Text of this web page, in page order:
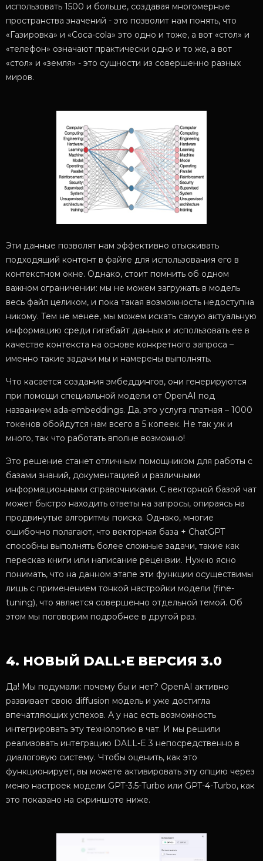
использовать 1500 и больше, создавая многомерные
пространства значений - это позволит нам понять, что
«Газировка» и «Coca-cola» это одно и тоже, а вот «стол» и
«телефон» означают практически одно и то же, а вот
«стол» и «земля» - это сущности из совершенно разных
миров.
Эти данные позволят нам эффективно отыскивать
подходящий контент в файле для использования его в
контекстном окне. Однако, стоит помнить об одном
важном ограничении: мы не можем загружать в модель
весь файл целиком, и пока такая возможность недоступна
никому. Тем не менее, мы можем искать самую актуальную
информацию среди гигабайт данных и использовать ее в
качестве контекста на основе конкретного запроса –
именно такие задачи мы и намерены выполнять.
Что касается создания эмбеддингов, они генерируются
при помощи специальной модели от OpenAI под
названием ada-embeddings. Да, это услуга платная – 1000
токенов обойдутся нам всего в 5 копеек. Не так уж и
много, так что работать вполне возможно!
Это решение станет отличным помощником для работы с
базами знаний, документацией и различными
информационными справочниками. С векторной базой чат
может быстро находить ответы на запросы, опираясь на
продвинутые алгоритмы поиска. Однако, многие
ошибочно полагают, что векторная база + ChatGPT
способны выполнять более сложные задачи, такие как
пересказ книги или написание рецензии. Нужно ясно
понимать, что на данном этапе эти функции осуществимы
лишь с применением тонкой настройки модели (fine-
tuning), что является совершенно отдельной темой. Об
этом мы поговорим подробнее в другой раз.
4. НОВЫЙ DALL•E ВЕРСИЯ 3.0
Да! Мы подумали: почему бы и нет? OpenAI активно
развивает свою diffusion модель и уже достигла
впечатляющих успехов. А у нас есть возможность
интегрировать эту технологию в чат. И мы решили
реализовать интеграцию DALL-E 3 непосредственно в
диалоговую систему. Чтобы оценить, как это
функционирует, вы можете активировать эту опцию через
меню настроек модели GPT-3.5-Turbo или GPT-4-Turbo, как
это показано на скриншоте ниже.